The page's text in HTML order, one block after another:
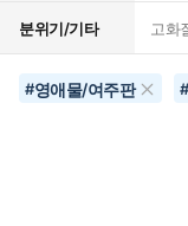
분위기/기타 고화
#영애물/여주판 #